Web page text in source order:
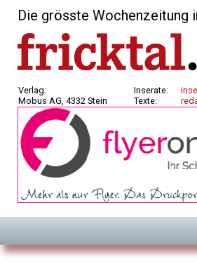
Die grösste Wochenzeitung
Verlag:
Mobus AG, 4332 Stein
Inserate:
Texte: